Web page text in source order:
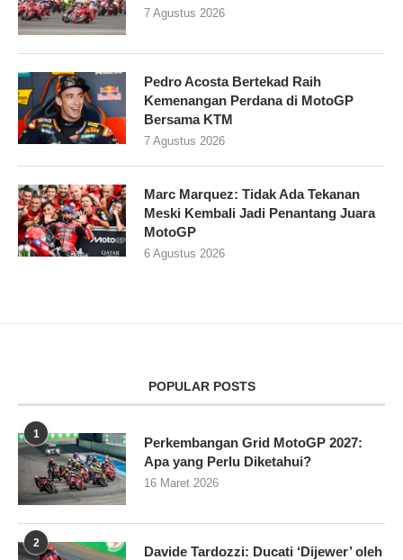
7 Agustus 2026
Pedro Acosta Bertekad Raih
Kemenangan Perdana di MotoGP
Bersama KTM
7 Agustus 2026
Marc Marquez: Tidak Ada Tekanan
Meski Kembali Jadi Penantang Juara
MotoGP
6 Agustus 2026
POPULAR POSTS
1
Perkembangan Grid MotoGP 2027:
Apa yang Perlu Diketahui?
16 Maret 2026
2
Davide Tardozzi: Ducati ‘Dijewer’ oleh